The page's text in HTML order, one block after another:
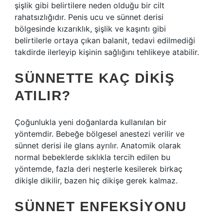
şişlik gibi belirtilere neden olduğu bir cilt
rahatsızlığıdır. Penis ucu ve sünnet derisi
bölgesinde kızarıklık, şişlik ve kaşıntı gibi
belirtilerle ortaya çıkan balanit, tedavi edilmediği
takdirde ilerleyip kişinin sağlığını tehlikeye atabilir.
SÜNNETTE KAÇ DIKIŞ
ATILIR?
Çoğunlukla yeni doğanlarda kullanılan bir
yöntemdir. Bebeğe bölgesel anestezi verilir ve
sünnet derisi ile glans ayrılır. Anatomik olarak
normal bebeklerde sıklıkla tercih edilen bu
yöntemde, fazla deri neşterle kesilerek birkaç
dikişle dikilir, bazen hiç dikişe gerek kalmaz.
SÜNNET ENFEKSIYONU